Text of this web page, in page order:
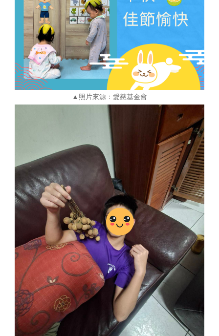
▲照片來源：愛慈基金會